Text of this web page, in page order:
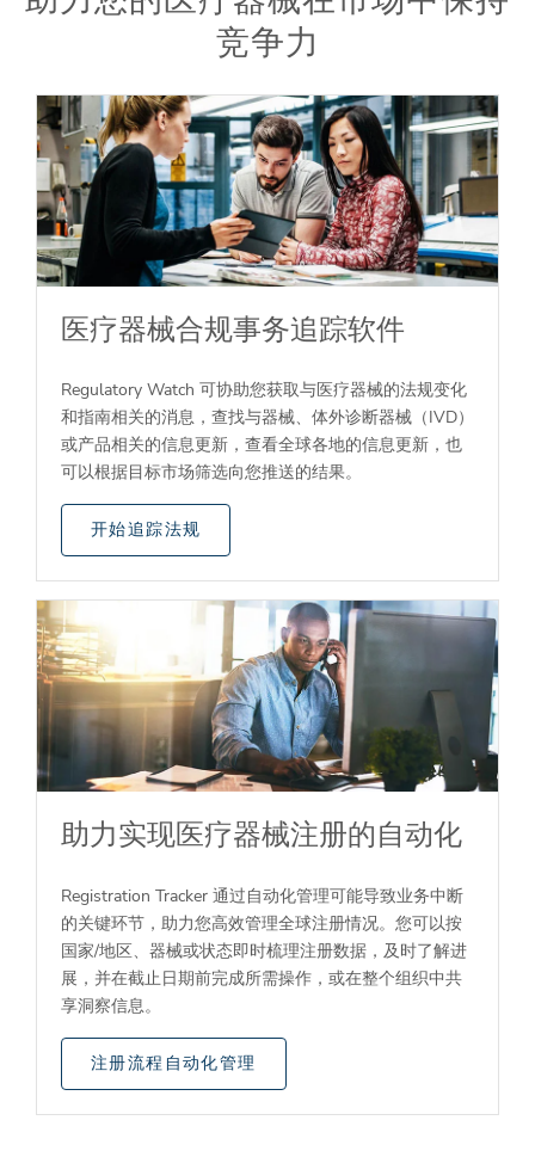
竞争力
医疗器械合规事务追踪软件
Regulatory Watch 可协助您获取与医疗器械的法规变化
和指南相关的消息，查找与器械、体外诊断器械（IVD）
或产品相关的信息更新，查看全球各地的信息更新，也
可以根据目标市场筛选向您推送的结果。
开始追踪法规
助力实现医疗器械注册的自动化
Registration Tracker 通过自动化管理可能导致业务中断
的关键环节，助力您高效管理全球注册情况。您可以按
国家/地区、器械或状态即时梳理注册数据，及时了解进
展，并在截止日期前完成所需操作，或在整个组织中共
享洞察信息。
注册流程自动化管理